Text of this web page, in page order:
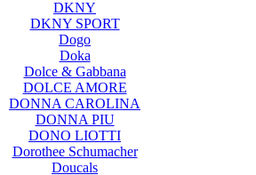
DKNY
DKNY SPORT
Dogo
Doka
Dolce & Gabbana
DOLCE AMORE
DONNA CAROLINA
DONNA PIU
DONO LIOTTI
Dorothee Schumacher
Doucals